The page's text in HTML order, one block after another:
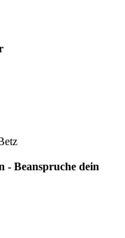
- Beanspruche dein